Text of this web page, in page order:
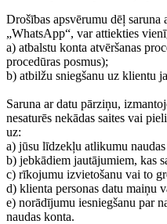
Drošības apsvērumu dēļ
„WhatsApp“, var attiekties
a) atbalstu konta atvēršanas
procedūras posmus);
b) atbilžu sniegšanu uz klientu
Saruna ar datu pārziņu,
nesaturēs nekādas saites vai
uz:
a) jūsu līdzekļu atlikumu
b) jebkādiem jautājumiem, kas
c) rīkojumu izvietošanu vai to
d) klienta personas datu maiņu
e) norādījumu iesniegšanu par
naudas konta.